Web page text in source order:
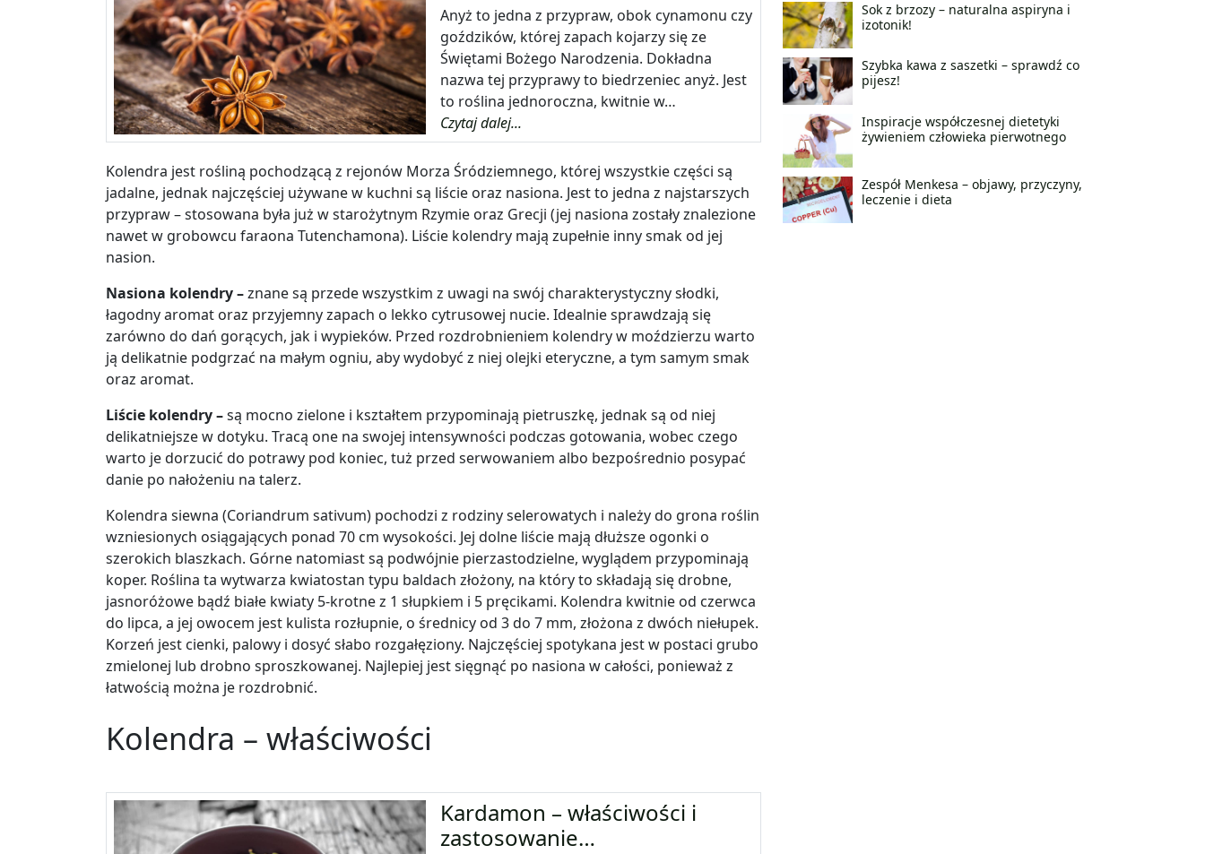
Anyż to jedna z przypraw, obok cynamonu czy
goździków, której zapach kojarzy się ze
Świętami Bożego Narodzenia. Dokładna
nazwa tej przyprawy to biedrzeniec anyż. Jest
to roślina jednoroczna, kwitnie w…
Czytaj dalej...
Kolendra jest rośliną pochodzącą z rejonów Morza Śródziemnego, której wszystkie części są
jadalne, jednak najczęściej używane w kuchni są liście oraz nasiona. Jest to jedna z najstarszych
przypraw – stosowana była już w starożytnym Rzymie oraz Grecji (jej nasiona zostały znalezione
nawet w grobowcu faraona Tutenchamona). Liście kolendry mają zupełnie inny smak od jej
nasion.
Nasiona kolendry –znane są przede wszystkim z uwagi na swój charakterystyczny słodki,
łagodny aromat oraz przyjemny zapach o lekko cytrusowej nucie. Idealnie sprawdzają się
zarówno do dań gorących, jak i wypieków. Przed rozdrobnieniem kolendry w moździerzu warto
ją delikatnie podgrzać na małym ogniu, aby wydobyć z niej olejki eteryczne, a tym samym smak
oraz aromat.
Liście kolendry –są mocno zielone i kształtem przypominają pietruszkę, jednak są od niej
delikatniejsze w dotyku. Tracą one na swojej intensywności podczas gotowania, wobec czego
warto je dorzucić do potrawy pod koniec, tuż przed serwowaniem albo bezpośrednio posypać
danie po nałożeniu na talerz.
Kolendra siewna (Coriandrum sativum) pochodzi z rodziny selerowatych i należy do grona roślin
wzniesionych osiągających ponad 70 cm wysokości. Jej dolne liście mają dłuższe ogonki o
szerokich blaszkach. Górne natomiast są podwójnie pierzastodzielne, wyglądem przypominają
koper. Roślina ta wytwarza kwiatostan typu baldach złożony, na który to składają się drobne,
jasnoróżowe bądź białe kwiaty 5-krotne z 1 słupkiem i 5 pręcikami. Kolendra kwitnie od czerwca
do lipca, a jej owocem jest kulista rozłupnie, o średnicy od 3 do 7 mm, złożona z dwóch niełupek.
Korzeń jest cienki, palowy i dosyć słabo rozgałęziony. Najczęściej spotykana jest w postaci grubo
zmielonej lub drobno sproszkowanej. Najlepiej jest sięgnąć po nasiona w całości, ponieważ z
łatwością można je rozdrobnić.
Kolendra – właściwości
Kardamon – właściwości i
zastosowanie…
Sok z brzozy – naturalna aspiryna i
izotonik!
Szybka kawa z saszetki – sprawdź co
pijesz!
Inspiracje współczesnej dietetyki
żywieniem człowieka pierwotnego
Zespół Menkesa – objawy, przyczyny,
leczenie i dieta